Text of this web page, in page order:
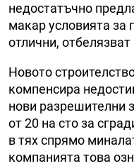
недостатъчно
макар условията за
отлични,
Новото
компенсира
нови разрешителни
от 20 на сто за
в тях спрямо
компанията това